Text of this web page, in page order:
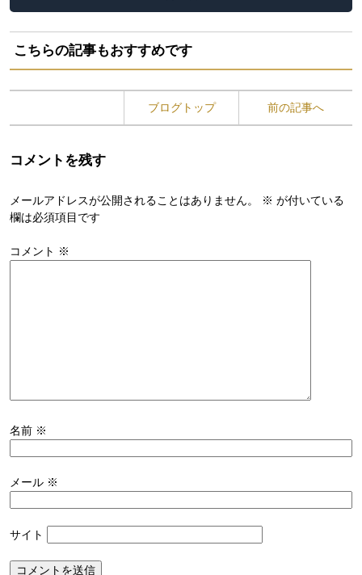
こちらの記事もおすすめです
ブログトップ 前の記事へ
コメントを残す
メールアドレスが公開されることはありません。 ※ が付いている
欄は必須項目です
コメント ※
名前 ※
メール ※
サイト